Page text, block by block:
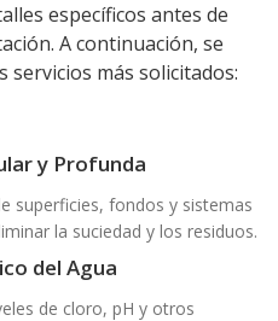
específicos antes de
A continuación, se
más solicitados:
y Profunda
superficies, fondos y sistemas
la suciedad y los residuos.
del Agua
de cloro, pH y otros